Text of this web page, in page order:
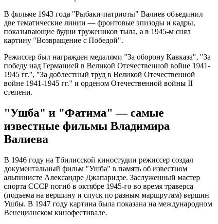
В фильме 1943 года "Рыбаки-патриоты" Валиев объединил
две тематические линии — фронтовые эпизоды и кадры,
показывающие будни тружеников тыла, а в 1945-м снял
картину "Возвращение с Победой".
Режиссер был награжден медалями "За оборону Кавказа", "За
победу над Германией в Великой Отечественной войне 1941-
1945 гг.", "За доблестный труд в Великой Отечественной
войне 1941-1945 гг." и орденом Отечественной войны II
степени.
"Ушба" и "Фатима" — самые
известные фильмы Владимира
Валиева
В 1946 году на Тбилисской киностудии режиссер создал
документальный фильм "Ушба" в память об известном
альпинисте Александре Джапаридзе. Заслуженный мастер
спорта СССР погиб в октябре 1945-го во время траверса
(подъема на вершину и спуск по разным маршрутам) вершин
Ушбы. В 1947 году картина была показана на международном
Венецианском кинофестивале.